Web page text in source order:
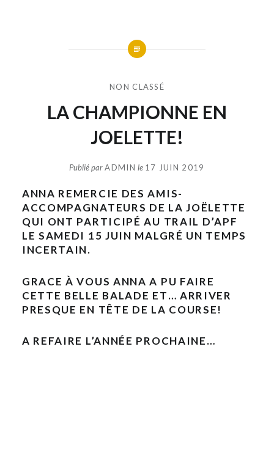
NON CLASSÉ
LA CHAMPIONNE EN
JOELETTE!
Publié parADMIN le 17 JUIN 2019
ANNA REMERCIE DES AMIS-
ACCOMPAGNATEURS DE LA JOËLETTE
QUI ONT PARTICIPÉ AU TRAIL D’APF
LE SAMEDI 15 JUIN MALGRÉ UN TEMPS
INCERTAIN.
GRACE À VOUS ANNA A PU FAIRE
CETTE BELLE BALADE ET… ARRIVER
PRESQUE EN TÊTE DE LA COURSE!
A REFAIRE L’ANNÉE PROCHAINE…